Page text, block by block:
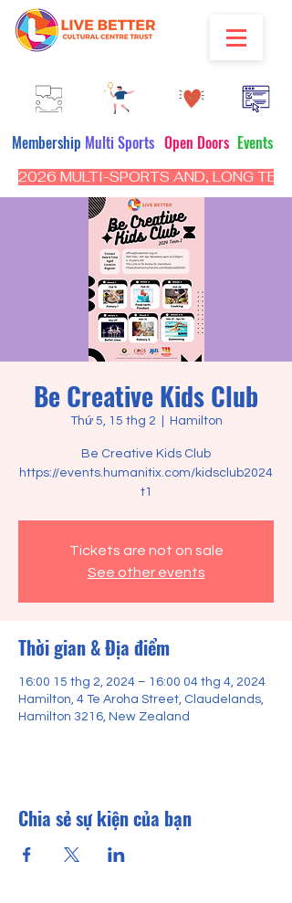
Multi Sports Open Doors Events
Membership
2026 MULTI-SPORTS AND, LONG
Be Creative Kids Club
Thứ 5, 15 thg 2 Hamilton
Be Creative Kids Club
https://events.humanitix.com/kidsclub2024
t1
Tickets are not on sale
See other events
Thời gian & Địa điểm
16:00 15 thg 2, 2024 – 16:00 04 thg 4, 2024
Hamilton, 4 Te Aroha Street, Claudelands,
Hamilton 3216, New Zealand
Chia sẻ sự kiện của bạn